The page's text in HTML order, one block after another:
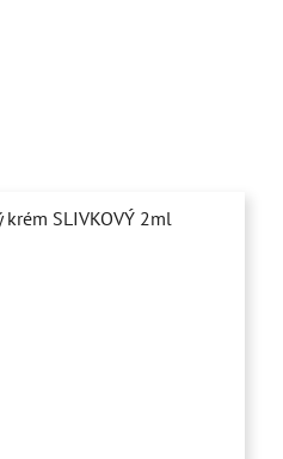
SLIVKOVÝ 2ml